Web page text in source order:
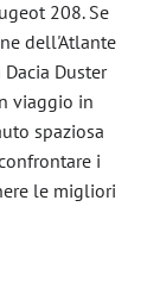
208. Se
dell'Atlante
Duster
viaggio in
spaziosa
i
le migliori